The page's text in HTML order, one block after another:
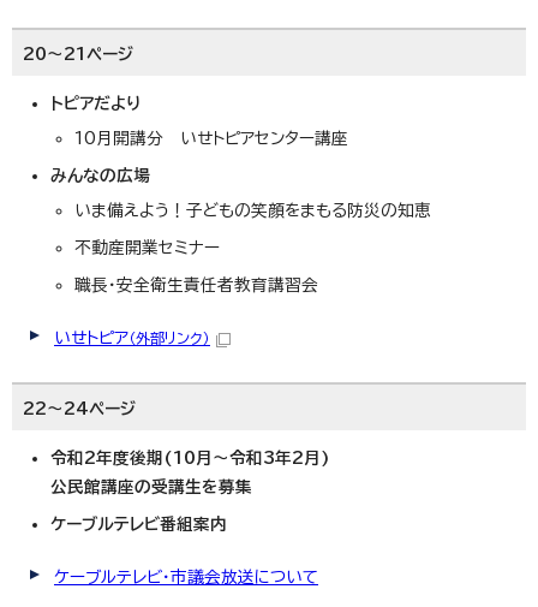
20～21ページ
トピアだより
10月開講分 いせトピアセンター講座
みんなの広場
いま備えよう！子どもの笑顔をまもる防災の知恵
不動産開業セミナー
職長・安全衛生責任者教育講習会
いせトピア（外部リンク）
22～24ページ
令和2年度後期(10月～令和3年2月)
公民館講座の受講生を募集
ケーブルテレビ番組案内
ケーブルテレビ・市議会放送について